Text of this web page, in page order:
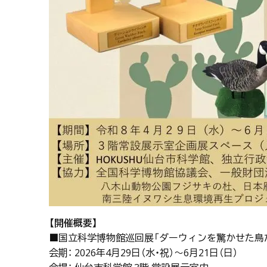
【開催概要】
■国立科学博物館巡回展「ダーウィンを驚かせた鳥
会期： 2026年4月29日（水・祝）～6月21日（日）